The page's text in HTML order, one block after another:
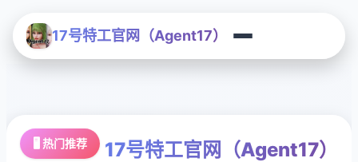
17号特工官网（Agent17）
🖥️ 热门推荐 17号特工官网（Agent17）